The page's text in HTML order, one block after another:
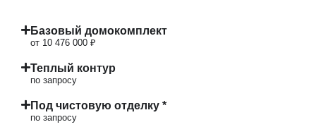
Базовый домокомплект
от 10 476 000 ₽
Теплый контур
по запросу
Под чистовую отделку *
по запросу